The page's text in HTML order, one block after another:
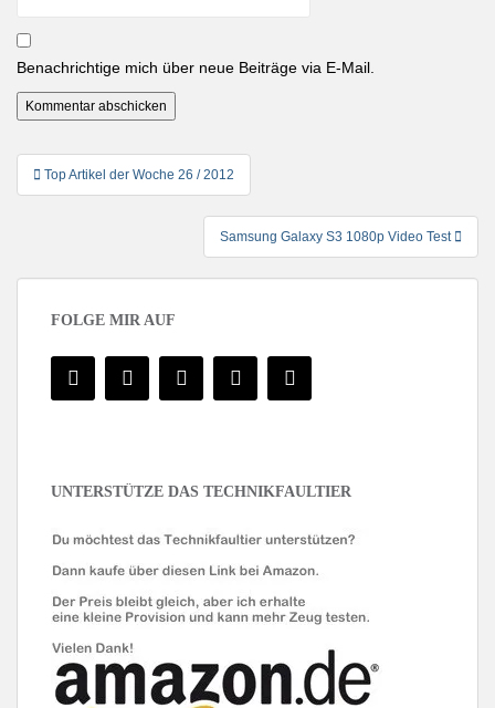
Benachrichtige mich über neue Beiträge via E-Mail.
Beitragsnavigation
Top Artikel der Woche 26 / 2012
Samsung Galaxy S3 1080p Video Test
FOLGE MIR AUF
UNTERSTÜTZE DAS TECHNIKFAULTIER